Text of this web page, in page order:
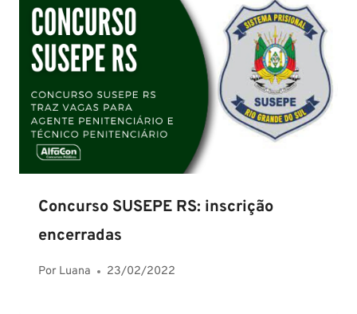
Concurso SUSEPE RS: inscrição
encerradas
Por Luana 23/02/2022